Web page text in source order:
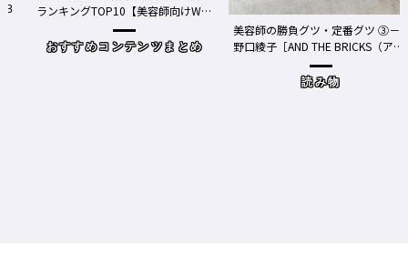
ンキングTOP10【美容師向けWe
おすすめコンテンツまとめ
美容師の勝負グツ・定番グツ ③－
野口綾子［AND THE BRICKS（アン
ドザブリックス）／神奈川県鎌倉